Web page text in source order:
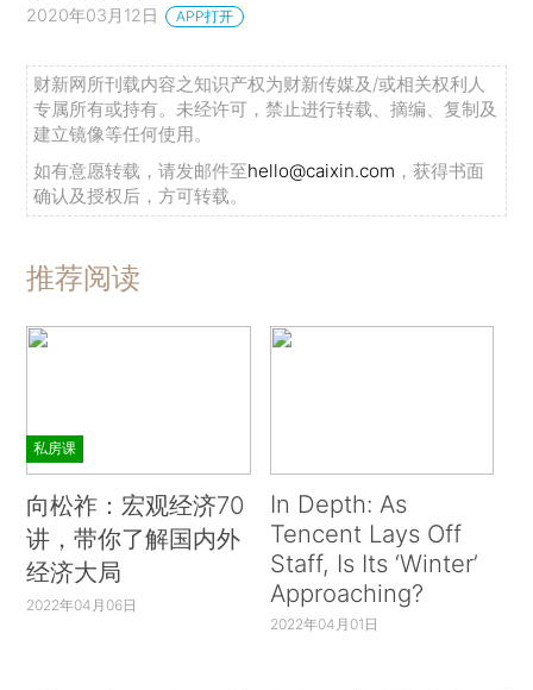
2020年03月12日 APP打开
财新网所刊载内容之知识产权为财新传媒及/或相关权利人
专属所有或持有。未经许可，禁止进行转载、摘编、复制及
建立镜像等任何使用。
如有意愿转载，请发邮件至hello@caixin.com ，获得书面
确认及授权后，方可转载。
推荐阅读
私房课
向松祚：宏观经济70
讲，带你了解国内外
经济大局
2022年04月06日
In Depth: As
Tencent Lays Off
Staff, Is Its ‘Winter’
Approaching?
2022年04月01日